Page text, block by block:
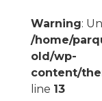
Warning:
/home/
old/wp-
content/
line 13